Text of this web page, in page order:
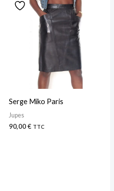
Serge Miko Paris
Jupes
90,00€ TTC